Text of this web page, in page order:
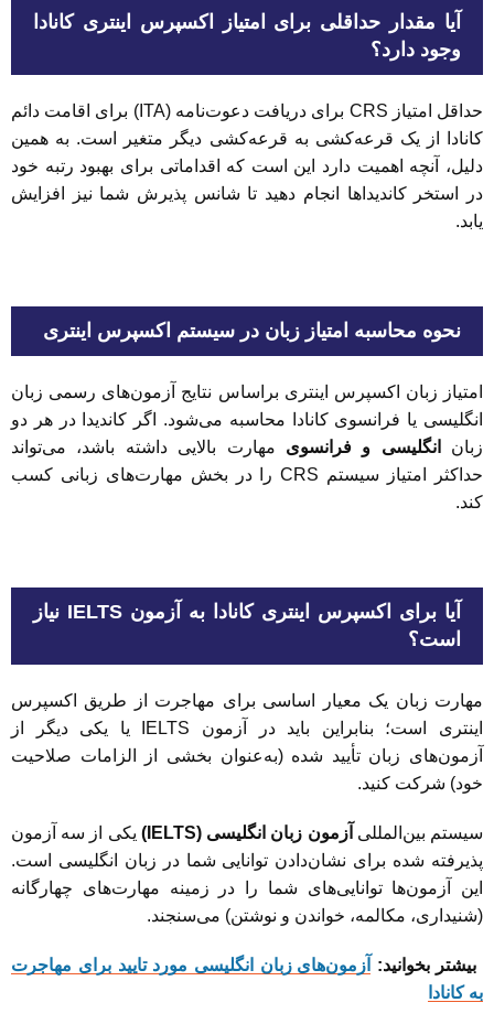
آیا مقدار حداقلی برای امتیاز اکسپرس اینتری کانادا
وجود دارد؟
حداقل امتیاز CRS برای دریافت دعوت‌نامه (ITA) برای اقامت دائم
کانادا از یک قرعه‌کشی به قرعه‌کشی دیگر متغیر است. به همین
دلیل، آنچه اهمیت دارد این است که اقداماتی برای بهبود رتبه خود
در استخر کاندیداها انجام دهید تا شانس پذیرش شما نیز افزایش
یابد‌.
نحوه محاسبه امتیاز زبان در سیستم اکسپرس اینتری
امتیاز زبان اکسپرس اینتری براساس نتایج آزمون‌های رسمی زبان
انگلیسی یا فرانسوی کانادا محاسبه می‌شود. اگر کاندیدا در هر دو
زبان
انگلیسی و فرانسوی مهارت بالایی داشته باشد، می‌تواند
حداکثر امتیاز سیستم CRS را در بخش مهارت‌های زبانی کسب
کند.
آیا برای اکسپرس اینتری کانادا به آزمون IELTS نیاز
است؟
مهارت زبان یک معیار اساسی برای مهاجرت از طریق اکسپرس
اینتری است؛ بنابراین باید در آزمون IELTS یا یکی دیگر از
آزمون‌های زبان تأیید شده (به‌عنوان بخشی از الزامات صلاحیت
خود) شرکت کنید.
سیستم بین‌المللی آزمون زبان انگلیسی (IELTS)
یکی از سه آزمون
پذیرفته شده برای نشان‌دادن توانایی شما در زبان انگلیسی است.
این آزمون‌ها توانایی‌های شما را در زمینه مهارت‌های چهارگانه
(شنیداری، مکالمه، خواندن و نوشتن) می‌سنجند.
بیشتر بخوانید:
آزمون‌های زبان انگلیسی مورد تایید برای مهاجرت
به کانادا